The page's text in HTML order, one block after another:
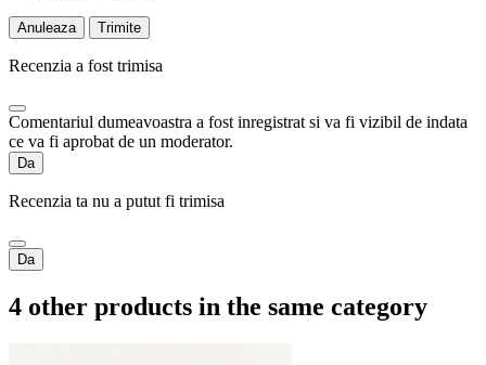
Anuleaza Trimite
Recenzia a fost trimisa
Comentariul dumeavoastra a fost inregistrat si va fi vizibil de indata
ce va fi aprobat de un moderator.
Da
Recenzia ta nu a putut fi trimisa
Da
4 other products in the same category